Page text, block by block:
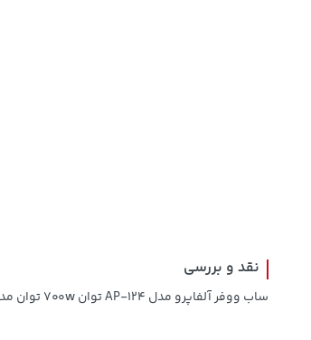
نقد و بررسی
ساب ووفر آلفاپرو مدل AP-124 توان ۷۰۰w توان مداوم ۳۵۰ RMS دو کویل ۴ اهمی